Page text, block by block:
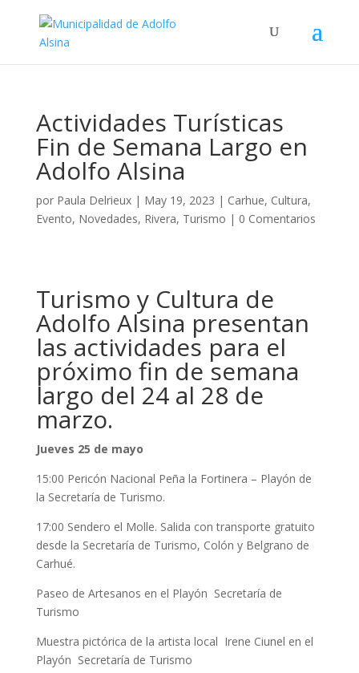
Actividades Turísticas
Fin de Semana Largo en
Adolfo Alsina
por Paula Delrieux| May 19, 2023 | Carhue, Cultura,
Evento, Novedades, Rivera, Turismo | 0 Comentarios
Turismo y Cultura de
Adolfo Alsina presentan
las actividades para el
próximo fin de semana
largo del 24 al 28 de
marzo.
Jueves 25 de mayo
15:00 Pericón Nacional Peña la Fortinera – Playón de
la Secretaría de Turismo.
17:00 Sendero el Molle. Salida con transporte gratuito
desde la Secretaría de Turismo, Colón y Belgrano de
Carhué.
Paseo de Artesanos en el Playón Secretaría de
Turismo
Muestra pictórica de la artista local Irene Ciunel en el
Playón Secretaría de Turismo